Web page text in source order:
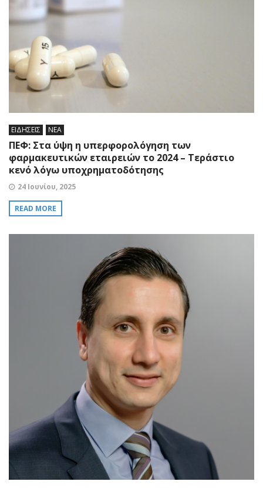
ΕΙΔΗΣΕΙΣ ΝΕΑ
ΠΕΦ: Στα ύψη η υπερφορολόγηση των
φαρμακευτικών εταιρειών το 2024 – Τεράστιο
κενό λόγω υποχρηματοδότησης
24 Ιουνίου, 2025
READ MORE